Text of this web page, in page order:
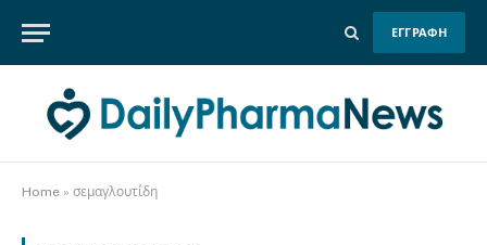
ΕΓΓΡΑΦΗ
Home » σεμαγλουτίδη